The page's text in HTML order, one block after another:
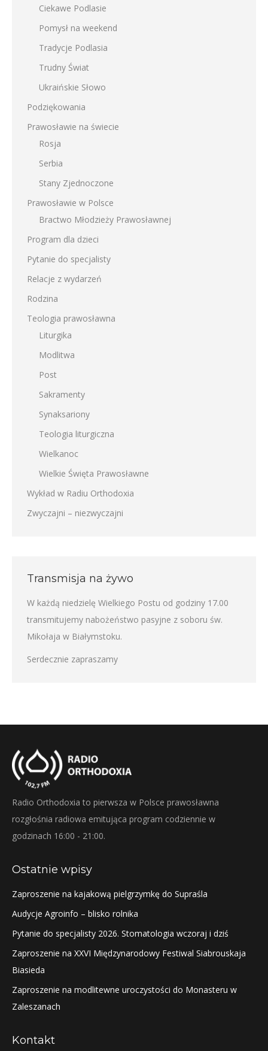
Ciekawe Podlasie
Pomysł na weekend
Tradycje Podlasia
Trudny Świat
Ukraińskie Słowo
Podziękowania
Prawosławie na świecie
Rosja
Serbia
Stany Zjednoczone
Prawosławie w Polsce
Bractwo Młodzieży Prawosławnej
Program dla dzieci
Pytanie do specjalisty
Relacje z wydarzeń
Rodzina
Teologia prawosławna
Liturgika
Modlitwa
Post
Sakramenty
Synaksariony
Teologia liturgiczna
Wielkanoc
Wielkie Święta Prawosławne
Wykład w Radiu Orthodoxia
Zwyczajni – niezwyczajni
Transmisja na żywo
W każdą niedzielę Wielkiego Postu od godziny 17.00
transmitujemy nabożeństwo pasyjne z soboru św.
Mikołaja w Białymstoku.
Serdecznie zapraszamy
Radio Orthodoxia to pierwsza w Polsce prawosławna
rozgłośnia radiowa emitująca program codziennie w
godzinach 16:00 - 21:00.
Ostatnie wpisy
Zaproszenie na kajakową pielgrzymkę do Supraśla
Audycje Agroinfo – blisko rolnika
Pytanie do specjalisty 2026. Stomatologia wczoraj i dziś
Zaproszenie na XXVI Międzynarodowy Festiwal Siabrouskaja
Biasieda
Zaproszenie na modlitewne uroczystości do Monasteru w
Zaleszanach
Kontakt